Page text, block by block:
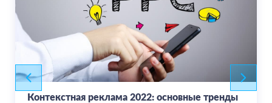
Контекстная реклама 2022: основные тренды